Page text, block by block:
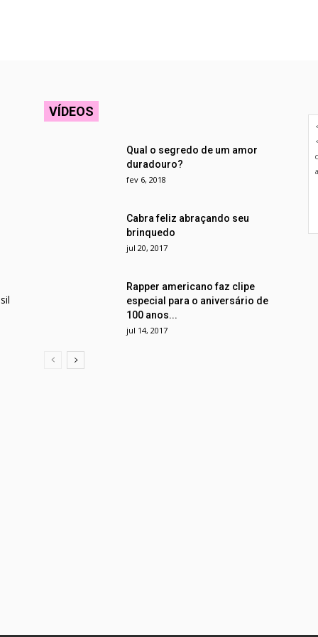
VÍDEOS
Qual o segredo de um amor
duradouro?
fev 6, 2018
Cabra feliz abraçando seu
brinquedo
jul 20, 2017
Rapper americano faz clipe
especial para o aniversário de
100 anos...
jul 14, 2017